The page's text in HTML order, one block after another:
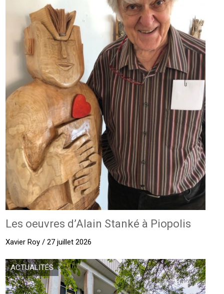
Les oeuvres d’Alain Stanké à Piopolis
Xavier Roy / 27 juillet 2026
ACTUALITÉS